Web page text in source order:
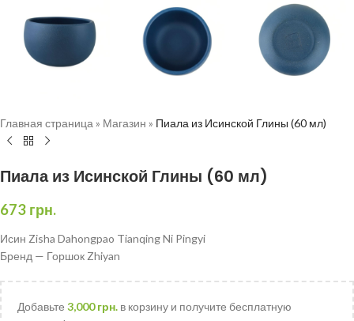
Главная страница » Магазин » Пиала из Исинской Глины (60 мл)
Пиала из Исинской Глины (60 мл)
673 грн.
Исин Zisha Dahongpao Tianqing Ni Pingyi
Бренд — Горшок Zhiyan
Добавьте 3,000грн. в корзину и получите бесплатную